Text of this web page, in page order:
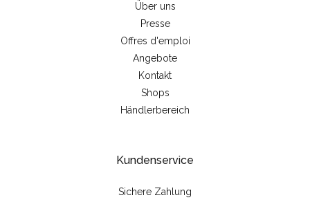
Über uns
Presse
Offres d'emploi
Angebote
Kontakt
Shops
Händlerbereich
Kundenservice
Sichere Zahlung